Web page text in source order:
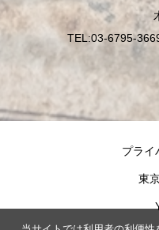
TEL:03-6795-
プライ
東